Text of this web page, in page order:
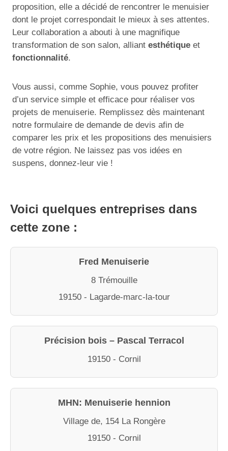
proposition, elle a décidé de rencontrer le menuisier
dont le projet correspondait le mieux à ses attentes.
Leur collaboration a abouti à une magnifique
transformation de son salon, alliant esthétique et
fonctionnalité.
Vous aussi, comme Sophie, vous pouvez profiter
d’un service simple et efficace pour réaliser vos
projets de menuiserie. Remplissez dès maintenant
notre formulaire de demande de devis afin de
comparer les prix et les propositions des menuisiers
de votre région. Ne laissez pas vos idées en
suspens, donnez-leur vie !
Voici quelques entreprises dans
cette zone :
Fred Menuiserie
8 Trémouille
19150 - Lagarde-marc-la-tour
Précision bois – Pascal Terracol
19150 - Cornil
MHN: Menuiserie hennion
Village de, 154 La Rongère
19150 - Cornil